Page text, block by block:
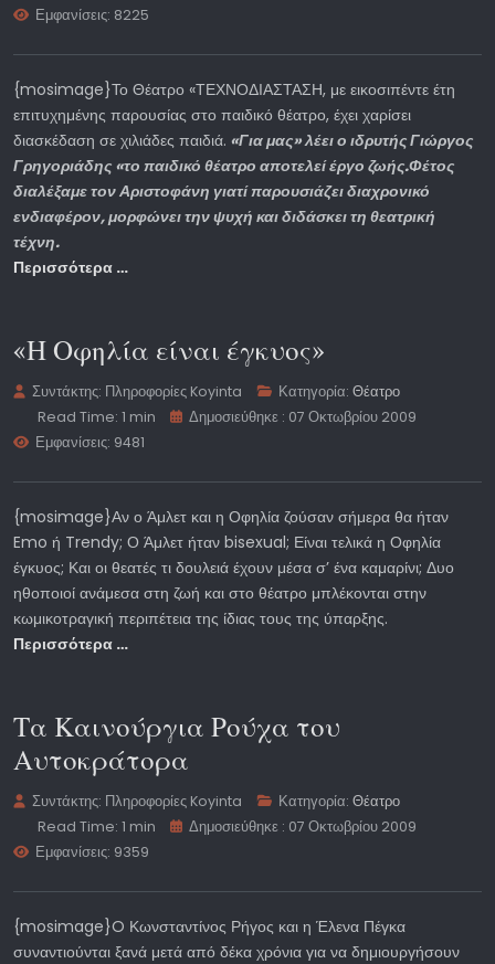
Εμφανίσεις: 8225
{mosimage}Το Θέατρο «ΤΕΧΝΟΔΙΑΣΤΑΣΗ, με εικοσιπέντε έτη
επιτυχημένης παρουσίας στο παιδικό θέατρο, έχει χαρίσει
διασκέδαση σε χιλιάδες παιδιά. «Για μας» λέει ο ιδρυτής Γιώργος
Γρηγοριάδης «το παιδικό θέατρο αποτελεί έργο ζωής.Φέτος
διαλέξαμε τον Αριστοφάνη γιατί παρουσιάζει διαχρονικό
ενδιαφέρον, μορφώνει την ψυχή και διδάσκει τη θεατρική
τέχνη.
Περισσότερα …
«Η Οφηλία είναι έγκυος»
Συντάκτης: Πληροφορίες Koyinta Κατηγορία:Θέατρο
Read Time: 1 min
Δημοσιεύθηκε : 07 Οκτωβρίου 2009
Εμφανίσεις: 9481
{mosimage}Αν ο Άμλετ και η Οφηλία ζούσαν σήμερα θα ήταν
Emo ή Trendy; Ο Άμλετ ήταν bisexual; Είναι τελικά η Οφηλία
έγκυος; Και οι θεατές τι δουλειά έχουν μέσα σ’ ένα καμαρίνι; Δυο
ηθοποιοί ανάμεσα στη ζωή και στο θέατρο μπλέκονται στην
κωμικοτραγική περιπέτεια της ίδιας τους της ύπαρξης.
Περισσότερα …
Τα Καινούργια Ρούχα του
Αυτοκράτορα
Συντάκτης: Πληροφορίες Koyinta Κατηγορία:Θέατρο
Read Time: 1 min
Δημοσιεύθηκε : 07 Οκτωβρίου 2009
Εμφανίσεις: 9359
{mosimage}O Κωνσταντίνος Ρήγος και η Έλενα Πέγκα
συναντιούνται ξανά μετά από δέκα χρόνια για να δημιουργήσουν